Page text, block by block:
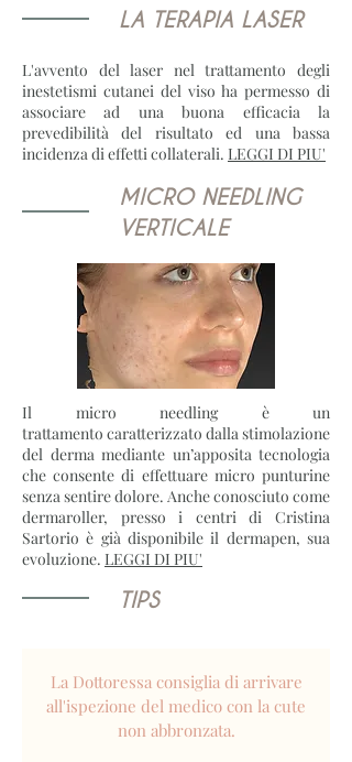
LA TERAPIA LASER
L'avvento del laser nel trattamento degli
inestetismi cutanei del viso ha permesso di
associare ad una buona efficacia la
prevedibilità del risultato ed una bassa
incidenza di effetti collaterali. LEGGI DI PIU'
MICRO NEEDLING
VERTICALE
Il micro needling è un
trattamento caratterizzato dalla stimolazione
del derma mediante un’apposita tecnologia
che consente di effettuare micro punturine
senza sentire dolore. Anche conosciuto come
dermaroller, presso i centri di Cristina
Sartorio è già disponibile il dermapen, sua
evoluzione. LEGGI DI PIU'
TIPS
La Dottoressa consiglia di arrivare
all'ispezione del medico con la cute
non abbronzata.